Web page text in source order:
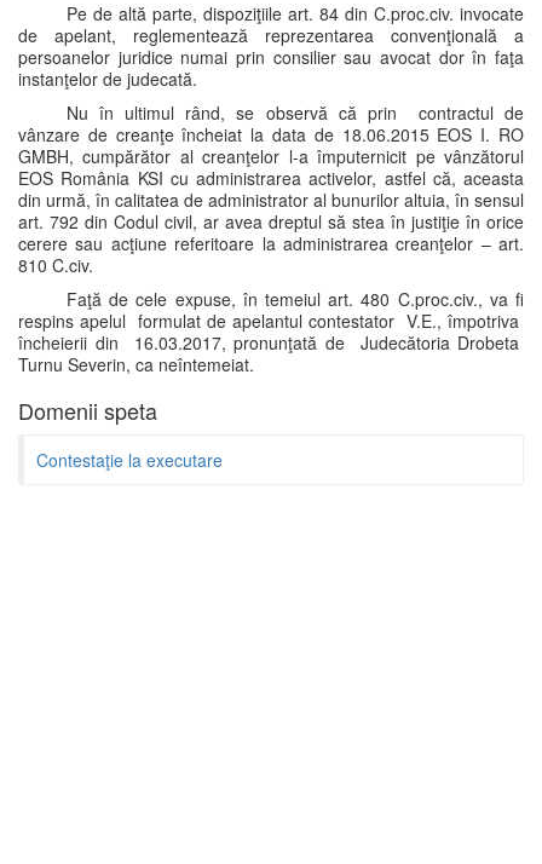
Pe de altă parte, dispoziţiile art. 84 din C.proc.civ. invocate
de apelant, reglementează reprezentarea convenţională a
persoanelor juridice numai prin consilier sau avocat dor în faţa
instanţelor de judecată.
Nu în ultimul rând, se observă că prin contractul de
vânzare de creanţe încheiat la data de 18.06.2015 EOS I. RO
GMBH, cumpărător al creanţelor l-a împuternicit pe vânzătorul
EOS România KSI cu administrarea activelor, astfel că, aceasta
din urmă, în calitatea de administrator al bunurilor altuia, în sensul
art. 792 din Codul civil, ar avea dreptul să stea în justiţie în orice
cerere sau acţiune referitoare la administrarea creanţelor – art.
810 C.civ.
Faţă de cele expuse, în temeiul art. 480 C.proc.civ., va fi
respins apelul formulat de apelantul contestator V.E., împotriva
încheierii din 16.03.2017, pronunţată de Judecătoria Drobeta
Turnu Severin, ca neîntemeiat.
Domenii speta
Contestaţie la executare